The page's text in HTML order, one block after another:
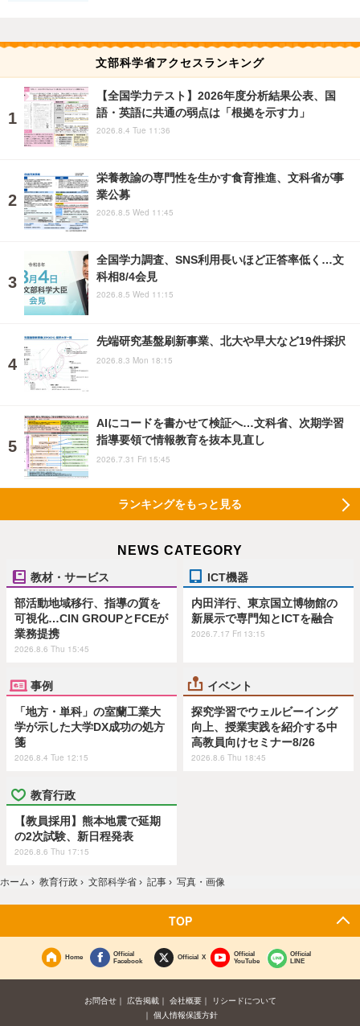
文部科学省アクセスランキング
【全国学力テスト】2026年度分析結果公表、国
語・英語に共通の弱点は「根拠を示す力」
2026.8.4 Tue 11:36
栄養教諭の専門性を生かす食育推進、文科省が事
業公募
2026.8.5 Wed 11:45
全国学力調査、SNS利用長いほど正答率低く…文
科相8/4会見
2026.8.5 Wed 11:15
先端研究基盤刷新事業、北大や早大など19件採択
2026.8.3 Mon 18:15
AIにコードを書かせて検証へ…文科省、次期学習
指導要領で情報教育を抜本見直し
2026.7.31 Fri 15:45
ランキングをもっと見る
NEWS CATEGORY
教材・サービス
部活動地域移行、指導の質を
可視化…CIN GROUPとFCEが
業務提携
2026.8.6 Thu 15:45
ICT機器
内田洋行、東京国立博物館の
新展示で専門知とICTを融合
2026.7.17 Fri 13:15
事例
「地方・単科」の室蘭工業大
学が示した大学DX成功の処方
箋
2026.8.4 Tue 12:15
イベント
探究学習でウェルビーイング
向上、授業実践を紹介する中
高教員向けセミナー8/26
2026.8.6 Thu 18:45
教育行政
【教員採用】熊本地震で延期
の2次試験、新日程発表
2026.8.6 Thu 17:15
ホーム › 教育行政 › 文部科学省 › 記事 › 写真・画像
TOP
Home
Official
Facebook
Official X
Official
YouTube
Official
LINE
お問合せ 広告掲載 会社概要
リシードについて
個人情報保護方針